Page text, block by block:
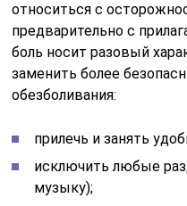
относиться с
предварительно с
боль носит разовый
заменить более
обезболивания:
прилечь и занять
исключить любые
музыку);